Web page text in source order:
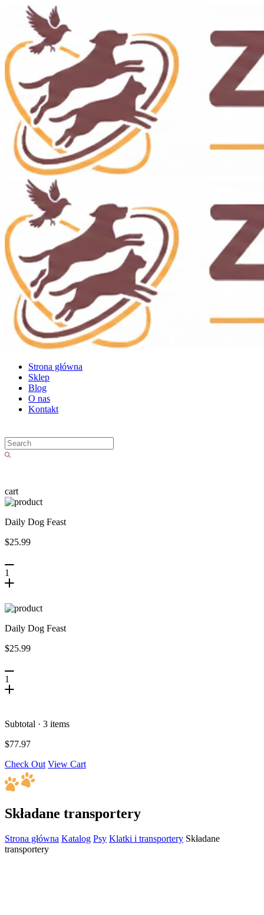
Strona główna
Sklep
Blog
O nas
Kontakt
cart
Daily Dog Feast
$25.99
1
Daily Dog Feast
$25.99
1
Subtotal · 3 items
$77.97
Check Out View Cart
Składane transportery
Strona główna Katalog Psy Klatki i transportery Składane
transportery